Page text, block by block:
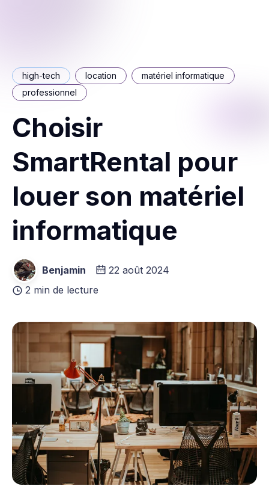
high-tech location
matériel informatique
professionnel
Choisir
SmartRental pour
louer son matériel
informatique
Benjamin
22 août 2024
2 min de lecture